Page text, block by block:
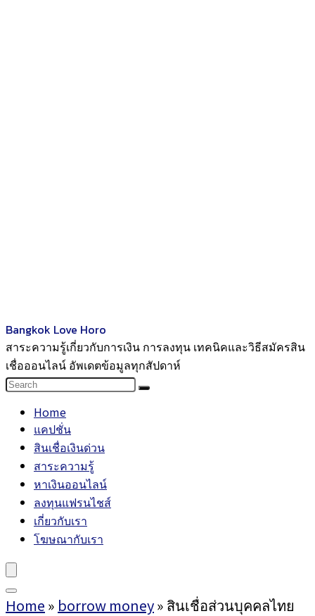
Bangkok Love Horo
สาระความรู้เกี่ยวกับการเงิน การลงทุน เทคนิคและวิธีสมัครสิน
เชื่อออนไลน์ อัพเดตข้อมูลทุกสัปดาห์
Home
แคปชั่น
สินเชื่อเงินด่วน
สาระความรู้
หาเงินออนไลน์
ลงทุนแฟรนไชส์
เกี่ยวกับเรา
โฆษณากับเรา
Home » borrow money» สินเชื่อส่วนบุคคลไทย